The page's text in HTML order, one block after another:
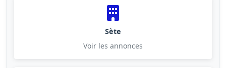
Sète
Voir les annonces